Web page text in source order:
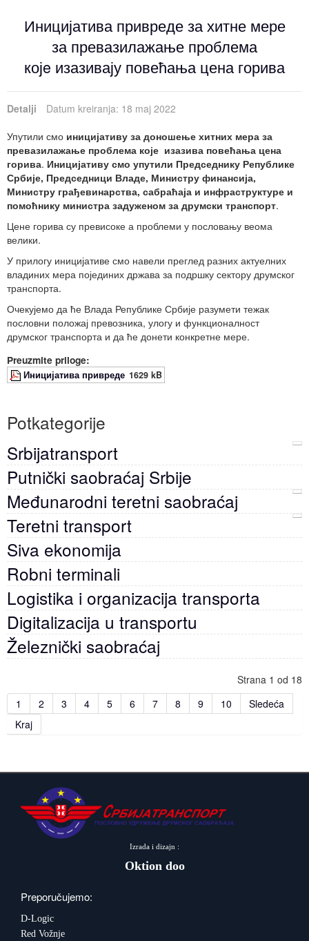
Иницијатива привреде за хитне мере
за превазилажање проблема
којe изазивају повећања цена горива
Detalji
Datum kreiranja: 18 maj 2022
Упутили смо иницијативу за доношење хитних мера за
превазилажање проблема које изазива повећања цена
горива. Иницијативу смо упутили Председнику Републике
Србије, Председници Владе, Министру финансија,
Министру грађевинарства, сабраћаја и инфраструктуре и
помоћнику министра задуженом за друмски транспорт.
Цене горива су превисоке а проблеми у пословању веома
велики.
У прилогу иницијативе смо навели преглед разних актуелних
владиних мера појединих држава за подршку сектору друмског
транспорта.
Очекујемо да ће Влада Републике Србије разумети тежак
пословни положај превозника, улогу и функционалност
друмског транспорта и да ће донети конкретне мере.
Preuzmite priloge:
Иницијатива привреде 1629 kB
Potkategorije
Srbijatransport
Putnički saobraćaj Srbije
Međunarodni teretni saobraćaj
Teretni transport
Siva ekonomija
Robni terminali
Logistika i organizacija transporta
Digitalizacija u transportu
Železnički saobraćaj
Strana 1 od 18
1
2 3 4 5 6 7 8 9 10
Sledeća
Kraj
Izrada i dizajn :
Oktion doo
Preporučujemo:
D-Logic
Red Vožnje